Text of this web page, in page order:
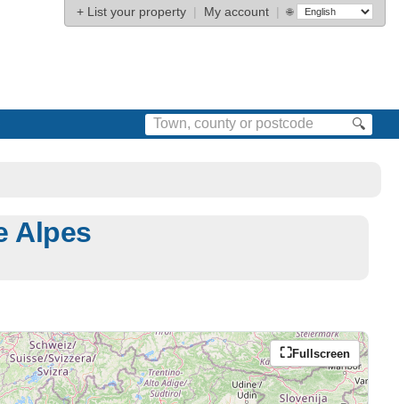
+ List your property | My account | 🌐
🔍
Alpes
Fullscreen